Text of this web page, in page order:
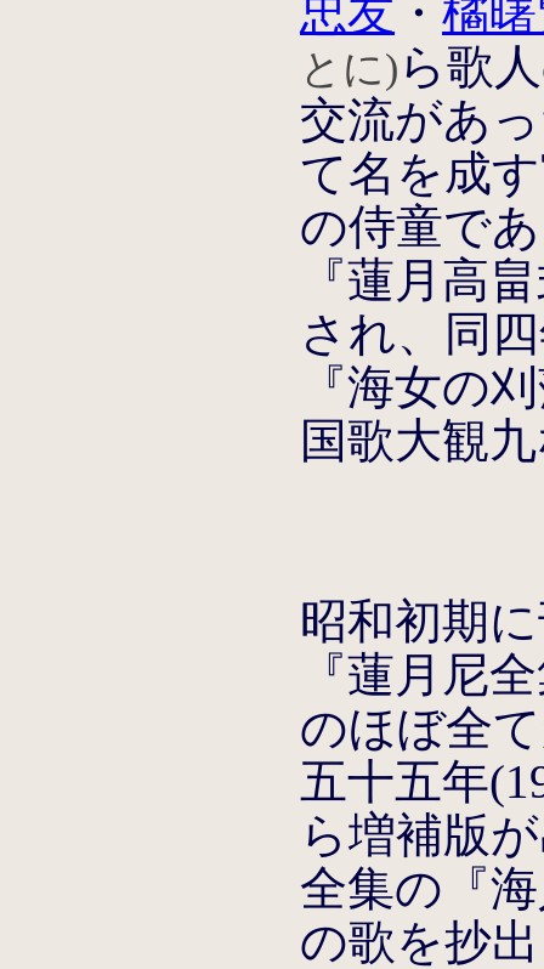
忠友 ・橘
とに)ら歌
交流があ
て名を成
の侍童で
『蓮月高
され、同
『海女の
国歌大観
昭和初期
『蓮月尼
のほぼ全
五十五年
ら増補版
全集の『
の歌を抄